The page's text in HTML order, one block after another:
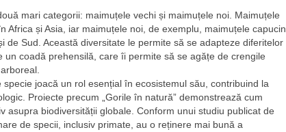
mari categorii: maimuțele vechi și maimuțele noi. Maimuțele
și Asia, iar maimuțele noi, de exemplu, maimuțele capucin
de Sud. Această diversitate le permite să se adapteze diferitelor
coadă prehensilă, care îi permite să se agățe de crengile
joacă un rol esențial în ecosistemul său, contribuind la
Proiecte precum „Gorile în natură” demonstrează cum
asupra biodiversității globale. Conform unui studiu publicat de
de specii, inclusiv primate, au o reținere mai bună a